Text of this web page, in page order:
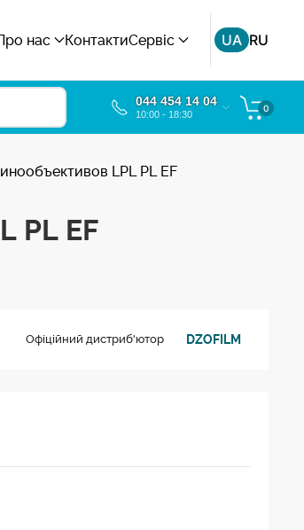
нас КонтактиСервіс UA RU
044 454 14 04
10:00 - 18:30
0
LPL PL EF
PL EF
Офіційний дистриб'ютор DZOFILM